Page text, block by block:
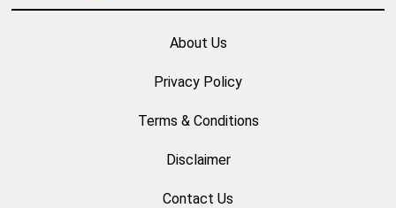
About Us
Privacy Policy
Terms & Conditions
Disclaimer
Contact Us